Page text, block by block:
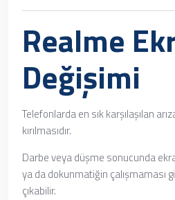
Realme
Değişimi
Telefonlarda en sık karşılaşılan
kırılmasıdır.
Darbe veya düşme sonucunda
ya da dokunmatiğin çalışmaması
çıkabilir.